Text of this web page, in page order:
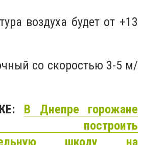
воздуха будет от +13
со скоростью 3-5 м/
В Днепре горожане
построить
школу на